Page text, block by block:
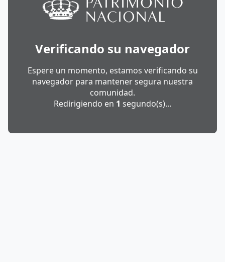
Verificando su navegador
Espere un momento, estamos verificando su
navegador para mantener segura nuestra
comunidad.
Redirigiendo en 1 segundo(s)...